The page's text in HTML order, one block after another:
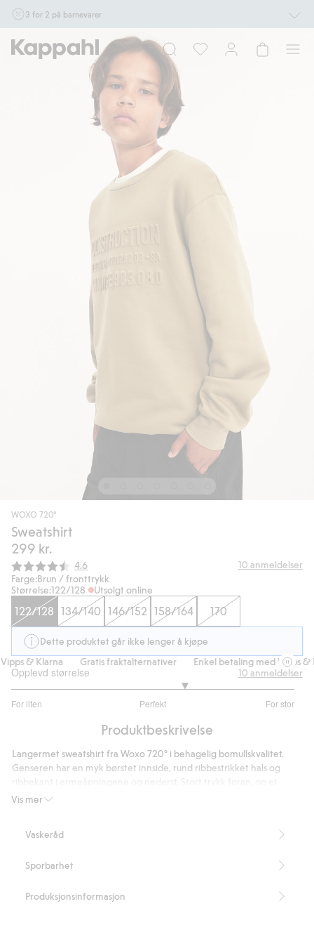
3 for 2 på barnevarer
Ikke Newbie. Gjelder når du handler 2 eller flere varer som inngår i tilbudet tom.
17/8 i butikk & online for deg som er eller blir medlem. Kan ikke kombineres med
andre tilbud eller rabatter.
Handle nå
WOXO 720°
Sweatshirt
299 kr.
Gjennomsnittskarakter:
4.6 10 anmeldelser
Farge:Brun / fronttrykk
Størrelse:122/128 Utsolgt online
122/128 134/140 146/152 158/164 170
Dette produktet går ikke lenger å kjøpe
& Klarna
Gratis fraktalternativer Enkel betaling med Vipps &
Opplevd størrelse
For liten Perfekt For stor
av
9
stemmer
10 anmeldelser
Produktbeskrivelse
Vis mer
Langermet sweatshirt fra Woxo 720° i behagelig bomullskvalitet.
Genseren har en myk børstet innside, rund ribbestrikket hals og
mindre trykk på baksiden.
Vaskeråd
Sporbarhet
Produksjonsinformasjon